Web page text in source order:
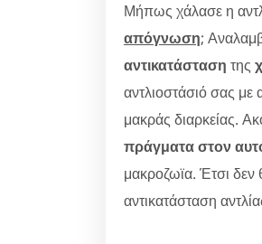
Μήπως χάλασε η
απόγνωση;
αντικατάσταση της
αντλιοστάσιό σας με
μακράς διαρκείας.
πράγματα στον
μακροζωϊα. Έτσι δεν
αντικατάσταση